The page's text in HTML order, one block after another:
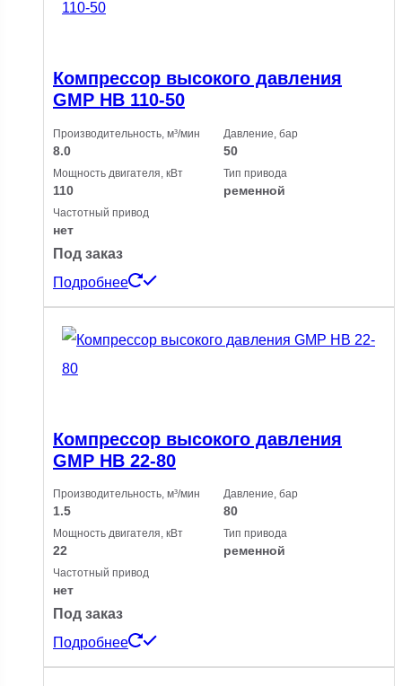
Компрессор высокого давления
GMP HB 110-50
Производительность, м³/мин
8.0
Давление, бар
50
Мощность двигателя, кВт
110
Тип привода
ременной
Частотный привод
нет
Под заказ
Подробнее
Компрессор высокого давления
GMP HB 22-80
Производительность, м³/мин
1.5
Давление, бар
80
Мощность двигателя, кВт
22
Тип привода
ременной
Частотный привод
нет
Под заказ
Подробнее